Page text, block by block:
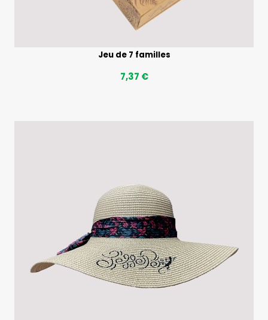
Jeu de 7 familles
7,37 €